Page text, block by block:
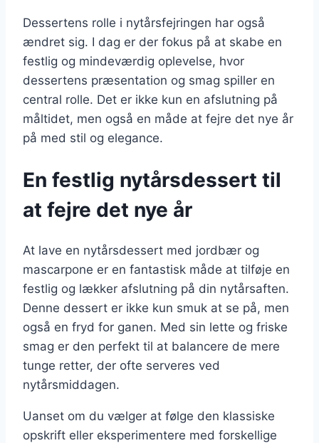
Dessertens rolle i nytårsfejringen har også
ændret sig. I dag er der fokus på at skabe en
festlig og mindeværdig oplevelse, hvor
dessertens præsentation og smag spiller en
central rolle. Det er ikke kun en afslutning på
måltidet, men også en måde at fejre det nye år
på med stil og elegance.
En festlig nytårsdessert til
at fejre det nye år
At lave en nytårsdessert med jordbær og
mascarpone er en fantastisk måde at tilføje en
festlig og lækker afslutning på din nytårsaften.
Denne dessert er ikke kun smuk at se på, men
også en fryd for ganen. Med sin lette og friske
smag er den perfekt til at balancere de mere
tunge retter, der ofte serveres ved
nytårsmiddagen.
Uanset om du vælger at følge den klassiske
opskrift eller eksperimentere med forskellige